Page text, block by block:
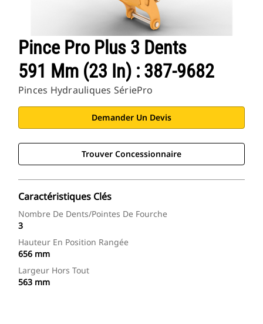
Pince Pro Plus 3 Dents
591 Mm (23 In) : 387-9682
Pinces Hydrauliques SériePro
Demander Un Devis
Trouver Concessionnaire
Caractéristiques Clés
Nombre De Dents/pointes De Fourche
3
Hauteur En Position Rangée
656 mm
Largeur Hors Tout
563 mm